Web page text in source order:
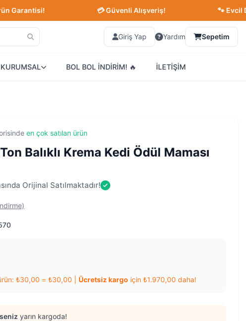
💳 Güvenli Alışveriş! 🐾 Evcil
Giriş Yap Yardım Sepetim
KURUMSAL BOL BOL İNDİRİM! 🔥 İLETİŞİM
en çok satılan ürün
Balıklı Krema Kedi Ödül Maması
Orijinal Satılmaktadır!
₺30,00 = ₺30,00 Ücretsiz kargo için ₺1.970,00 daha!
yarın kargoda!